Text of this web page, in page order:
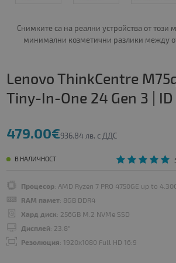
Снимките са на реални устройства от този
минимални козметични разлики между
Lenovo ThinkCentre
Tiny-In-One 24 Gen 3 |
479.00€936.84 лв. с ДДС
В НАЛИЧНОСТ
Процесор: AMD Ryzen 7 PRO 4750GE up to
RAM памет: 8GB DDR4
Хард диск: 256GB M.2 NVMe SSD
Дисплей: 23.8"
Резолюция: 1920x1080 Full HD 16:9